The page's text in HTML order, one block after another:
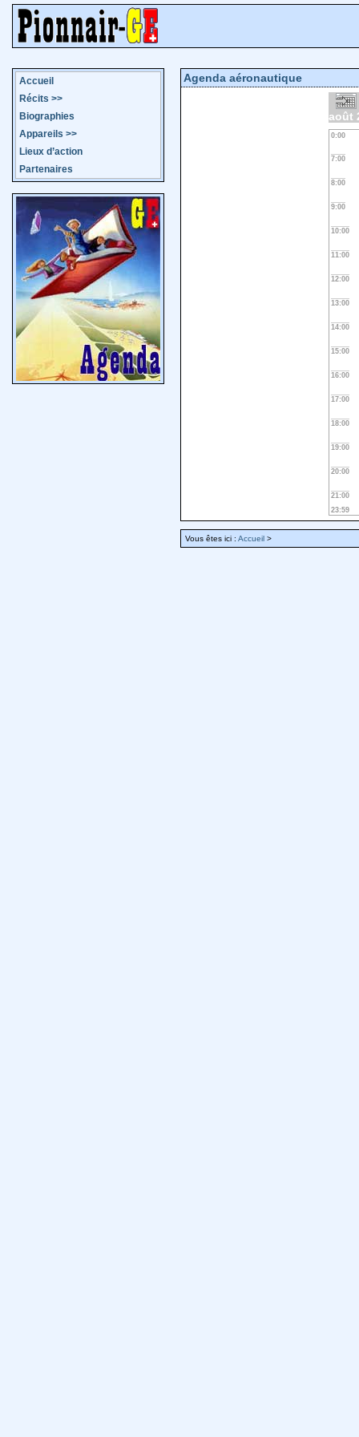
Accueil
Récits >>
Biographies
Appareils >>
Lieux d’action
Partenaires
Agenda aéronautique
août
0:00
7:00
8:00
9:00
10:00
11:00
12:00
13:00
14:00
15:00
16:00
17:00
18:00
19:00
20:00
21:00
23:59
Vous êtes ici : Accueil >